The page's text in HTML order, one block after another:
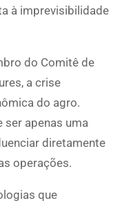
à imprevisibilidade
do Comitê de
a crise
do agro.
ser apenas uma
diretamente
operações.
que